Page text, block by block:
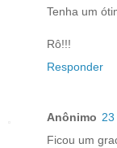
Tenha um
Rô!!!
Responder
Anônimo
Ficou um